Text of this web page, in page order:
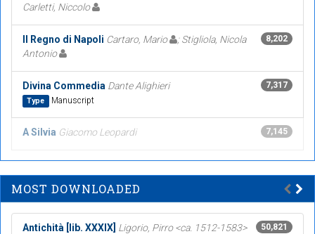
Carletti, Niccolo
8,202
Il Regno di Napoli Cartaro, Mario
; Stigliola, Nicola
Antonio
7,317
Divina Commedia Dante Alighieri
Type Manuscript
7,145
A Silvia Giacomo Leopardi
MOST DOWNLOADED
50,821
Antichità [lib. XXXIX] Ligorio, Pirro <ca. 1512-1583>